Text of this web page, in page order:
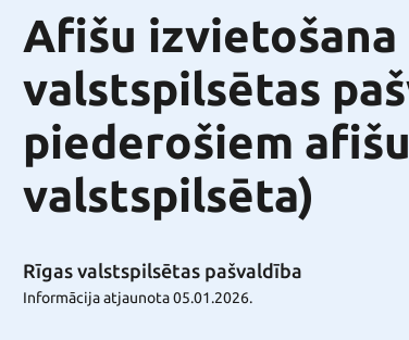
Afišu izvietošana
valstspilsētas
piederošiem
valstspilsēta)
Rīgas valstspilsētas pašvaldība
Informācija atjaunota 05.01.2026.